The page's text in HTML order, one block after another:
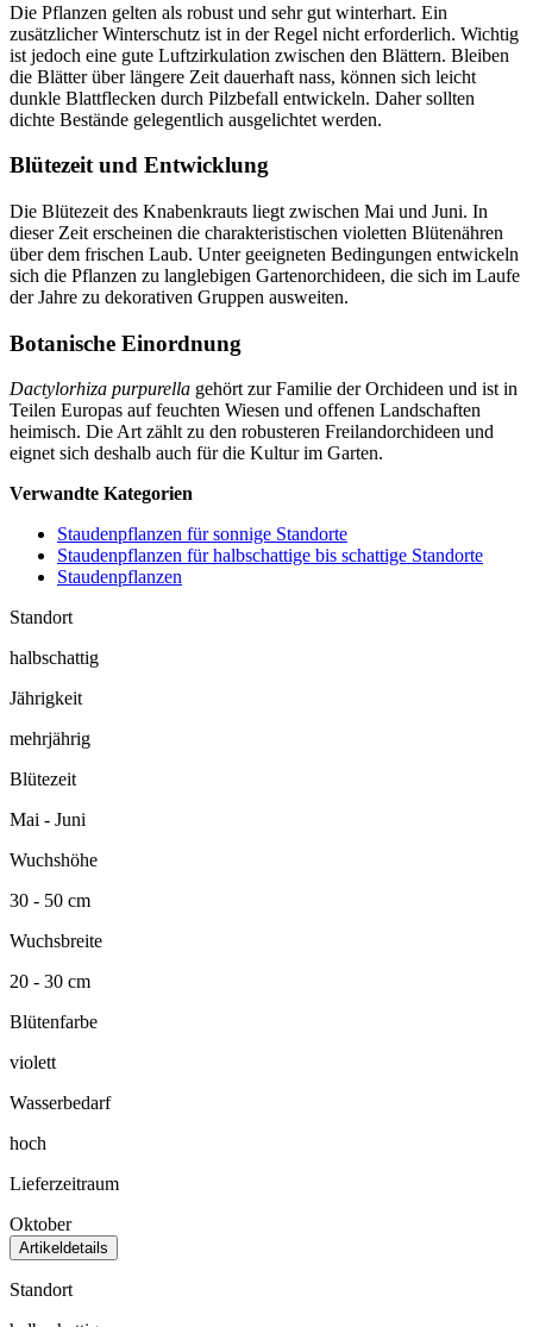
Die Pflanzen gelten als robust und sehr gut winterhart. Ein
zusätzlicher Winterschutz ist in der Regel nicht erforderlich. Wichtig
ist jedoch eine gute Luftzirkulation zwischen den Blättern. Bleiben
die Blätter über längere Zeit dauerhaft nass, können sich leicht
dunkle Blattflecken durch Pilzbefall entwickeln. Daher sollten
dichte Bestände gelegentlich ausgelichtet werden.
Blütezeit und Entwicklung
Die Blütezeit des Knabenkrauts liegt zwischen Mai und Juni. In
dieser Zeit erscheinen die charakteristischen violetten Blütenähren
über dem frischen Laub. Unter geeigneten Bedingungen entwickeln
sich die Pflanzen zu langlebigen Gartenorchideen, die sich im Laufe
der Jahre zu dekorativen Gruppen ausweiten.
Botanische Einordnung
Dactylorhiza purpurella gehört zur Familie der Orchideen und ist in
Teilen Europas auf feuchten Wiesen und offenen Landschaften
heimisch. Die Art zählt zu den robusteren Freilandorchideen und
eignet sich deshalb auch für die Kultur im Garten.
Verwandte Kategorien
Staudenpflanzen für sonnige Standorte
Staudenpflanzen für halbschattige bis schattige Standorte
Staudenpflanzen
Standort
halbschattig
Jährigkeit
mehrjährig
Blütezeit
Mai - Juni
Wuchshöhe
30 - 50 cm
Wuchsbreite
20 - 30 cm
Blütenfarbe
violett
Wasserbedarf
hoch
Lieferzeitraum
Oktober
Artikeldetails
Standort